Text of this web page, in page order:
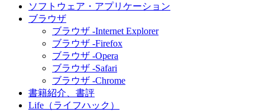
ソフトウェア・アプリケーション
ブラウザ
ブラウザ -Internet Explorer
ブラウザ -Firefox
ブラウザ -Opera
ブラウザ -Safari
ブラウザ -Chrome
書籍紹介、書評
Life（ライフハック）